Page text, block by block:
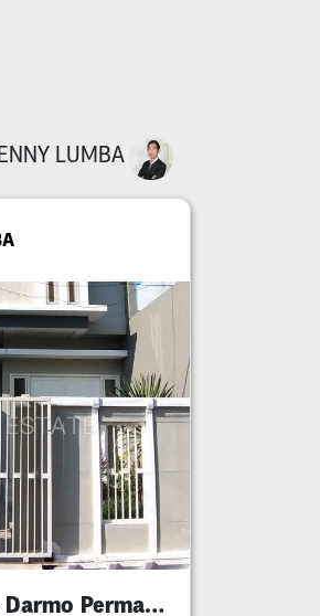
LUMBA
Rumah Minimalis Darmo Permai Utara